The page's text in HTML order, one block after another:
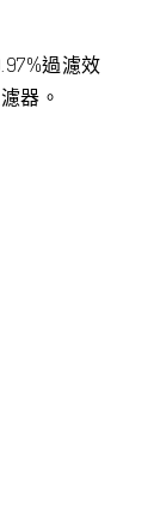
過濾效
器。